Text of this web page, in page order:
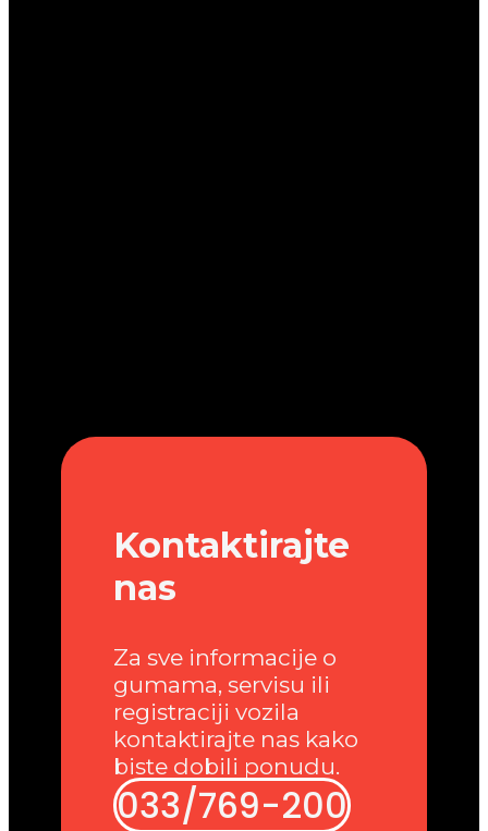
Kontaktirajte
nas
Za sve informacije o
gumama, servisu ili
registraciji vozila
kontaktirajte nas kako
biste dobili ponudu.
033/769-200